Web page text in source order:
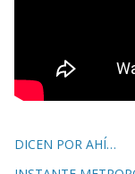
DICEN POR AHÍ…